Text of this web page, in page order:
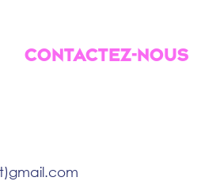
CONTACTEZ-NOUS